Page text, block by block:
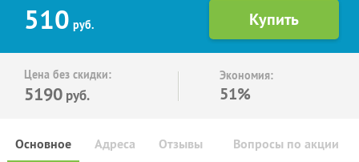
510 руб.
Цена без скидки:
5190 руб.
Экономия:
51%
Основное Отзывы Вопросы по акции
Адреса